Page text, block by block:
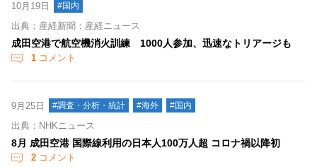
10月19日 #国内
出典：産経新聞：産経ニュース
成田空港で航空機消火訓練 1000人参加、迅速なトリアージも
1 コメント
9月25日 #調査・分析・統計 #海外 #国内
出典：NHKニュース
8月 成田空港 国際線利用の日本人100万人超 コロナ禍以降初
2 コメント